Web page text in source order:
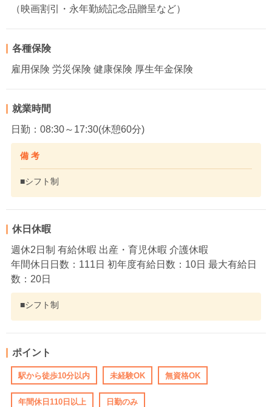
（映画割引・永年勤続記念品贈呈など）
各種保険
雇用保険 労災保険 健康保険 厚生年金保険
就業時間
日勤：08:30～17:30(休憩60分)
備 考
■シフト制
休日休暇
週休2日制 有給休暇 出産・育児休暇 介護休暇
年間休日日数：111日 初年度有給日数：10日 最大有給日
数：20日
■シフト制
ポイント
駅から徒歩10分以内 未経験OK 無資格OK
年間休日110日以上 日勤のみ